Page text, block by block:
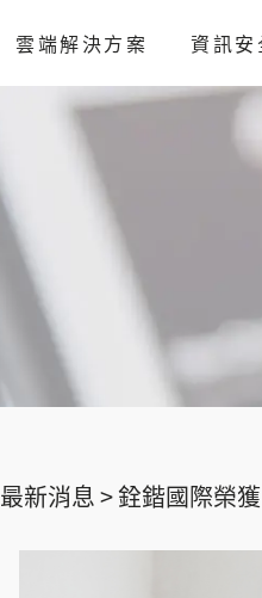
雲端解決方案 資訊安
最新消息 >銓鍇國際榮